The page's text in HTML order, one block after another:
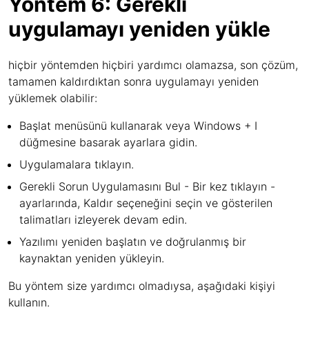
uygulamayı yeniden yükle
hiçbir yöntemden hiçbiri yardımcı olamazsa, son çözüm,
tamamen kaldırdıktan sonra uygulamayı yeniden
yüklemek olabilir:
Başlat menüsünü kullanarak veya Windows + I
düğmesine basarak ayarlara gidin.
Uygulamalara tıklayın.
Gerekli Sorun Uygulamasını Bul - Bir kez tıklayın -
ayarlarında, Kaldır seçeneğini seçin ve gösterilen
talimatları izleyerek devam edin.
Yazılımı yeniden başlatın ve doğrulanmış bir
kaynaktan yeniden yükleyin.
Bu yöntem size yardımcı olmadıysa, aşağıdaki kişiyi
kullanın.